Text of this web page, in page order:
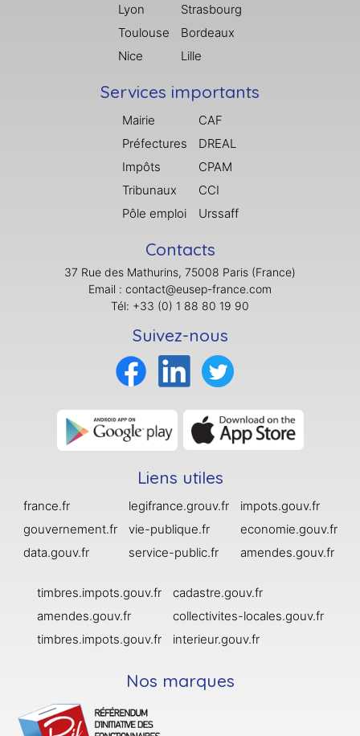
Lyon
Toulouse
Nice
Strasbourg
Bordeaux
Lille
Services importants
Mairie
Préfectures
Impôts
Tribunaux
Pôle emploi
CAF
DREAL
CPAM
CCI
Urssaff
Contacts
37 Rue des Mathurins, 75008 Paris (France)
Email : contact@eusep-france.com
Tél: +33 (0) 1 88 80 19 90
Suivez-nous
Liens utiles
france.fr
gouvernement.fr
data.gouv.fr
legifrance.grouv.fr
vie-publique.fr
service-public.fr
impots.gouv.fr
economie.gouv.fr
amendes.gouv.fr
timbres.impots.gouv.fr
amendes.gouv.fr
timbres.impots.gouv.fr
cadastre.gouv.fr
collectivites-locales.gouv.fr
interieur.gouv.fr
Nos marques